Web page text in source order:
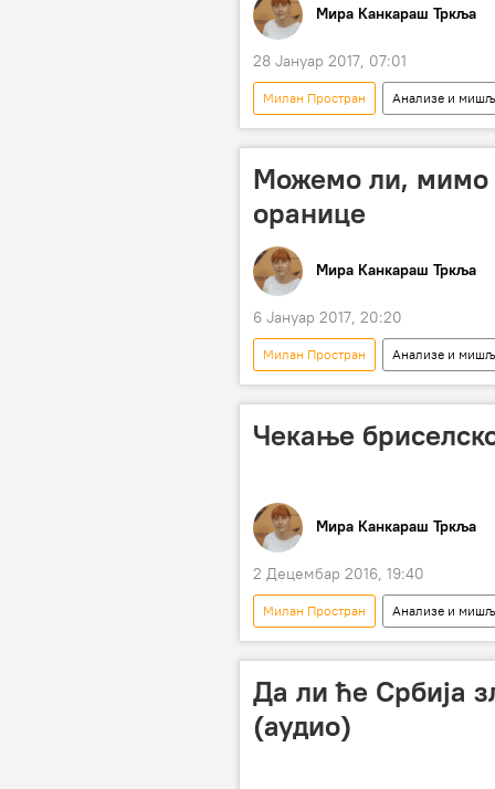
Мира Канкараш Тркља
28 Јануар 2017, 07:01
Милан Простран Анализе и
Владимир Путин
Расим
СТО
Можемо ли, мимо
оранице
Мира Канкараш Тркља
6 Јануар 2017, 20:20
Милан Простран Анализе и
Миладин Шеварлић
Чекање
Мира Канкараш Тркља
2 Децембар 2016, 19:40
Милан Простран Анализе и
пољопривреда
субвенције
Да ли ће Србија
(аудио)